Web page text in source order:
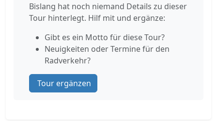
Bislang hat noch niemand Details zu dieser
Tour hinterlegt. Hilf mit und ergänze:
Gibt es ein Motto für diese Tour?
Neuigkeiten oder Termine für den
Radverkehr?
Tour ergänzen